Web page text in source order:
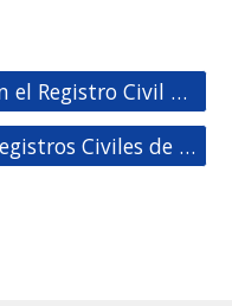
Solicite tu cita presencial en el Registro Civil de Madrid
Solicite cita presencial en Registros Civiles de España